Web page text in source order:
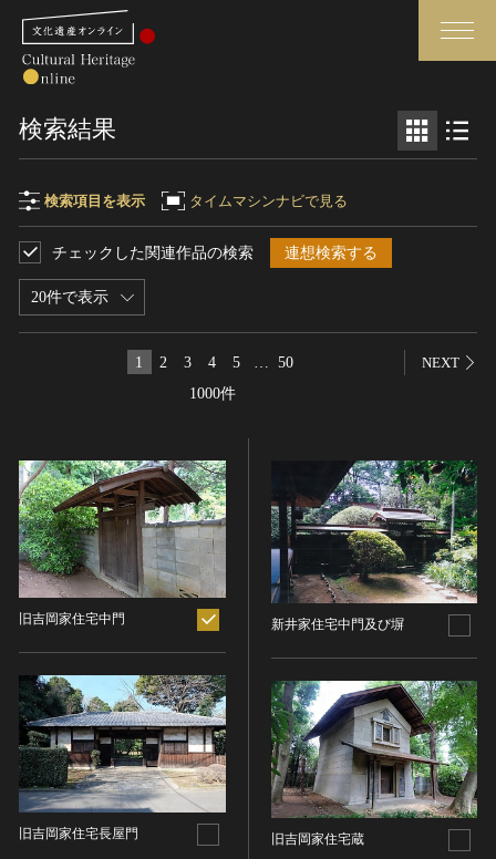
さらに詳細検索
トップ
全国の美術館・博物館
世界遺産
無形文化遺産
動画で見る無形の文化財
媒体資料・関連記事等
博物館、美術館の皆さまへ
お知らせ一覧
ヘルプ
このサイトについて
関連サイトリンク
サイトマップ
文化遺産データベース
国指定文化財等データベース
検索結果
検索項目を表示 タイムマシンナビで見る
20件で表示
チェックした関連作品の検索 連想検索する
1000件
1 2 3 4 5 50 NEXT
旧吉岡家住宅中門
旧吉岡家住宅長屋門
新井家住宅中門及び塀
旧吉岡家住宅蔵
検索項目
フリーワード
制作者名
時代
時代を選択
縄文 [日本]
弥生 [日本]
古墳 [日本]
飛鳥 [日本]
奈良 [日本]
平安 [日本]
分野を選択
建造物
宗教建築
城郭建築
住居建築
所在地（都道府県）
所在地（都道府県）を選択
所在地（市区町村）